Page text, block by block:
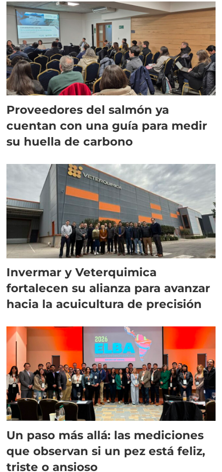
Proveedores del salmón ya
cuentan con una guía para medir
su huella de carbono
Invermar y Veterquimica
fortalecen su alianza para avanzar
hacia la acuicultura de precisión
Un paso más allá: las mediciones
que observan si un pez está feliz,
triste o ansioso